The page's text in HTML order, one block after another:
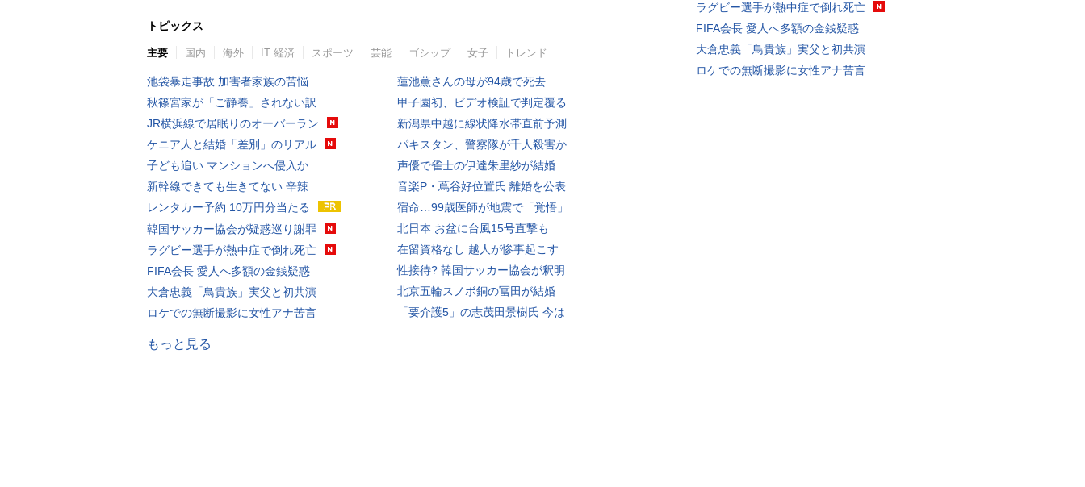
トピックス
主要 国内 海外 IT 経済 スポーツ 芸能 ゴシップ 女子 トレンド
池袋暴走事故 加害者家族の苦悩
秋篠宮家が「ご静養」されない訳
JR横浜線で居眠りのオーバーラン
ケニア人と結婚「差別」のリアル
子ども追い マンションへ侵入か
新幹線できても生きてない 辛辣
レンタカー予約 10万円分当たる
韓国サッカー協会が疑惑巡り謝罪
ラグビー選手が熱中症で倒れ死亡
FIFA会長 愛人へ多額の金銭疑惑
大倉忠義「鳥貴族」実父と初共演
ロケでの無断撮影に女性アナ苦言
蓮池薫さんの母が94歳で死去
甲子園初、ビデオ検証で判定覆る
新潟県中越に線状降水帯直前予測
パキスタン、警察隊が千人殺害か
声優で雀士の伊達朱里紗が結婚
音楽P・蔦谷好位置氏 離婚を公表
宿命…99歳医師が地震で「覚悟」
北日本 お盆に台風15号直撃も
在留資格なし 越人が惨事起こす
性接待? 韓国サッカー協会が釈明
北京五輪スノボ銅の冨田が結婚
「要介護5」の志茂田景樹氏 今は
もっと見る
ラグビー選手が熱中症で倒れ死亡
FIFA会長 愛人へ多額の金銭疑惑
大倉忠義「鳥貴族」実父と初共演
ロケでの無断撮影に女性アナ苦言